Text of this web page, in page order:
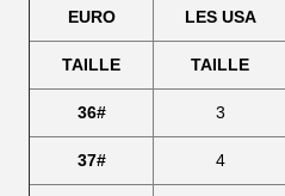
EURO LES USA
TAILLE TAILLE
36# 3
37# 4